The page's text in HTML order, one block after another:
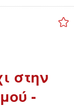
στην
-